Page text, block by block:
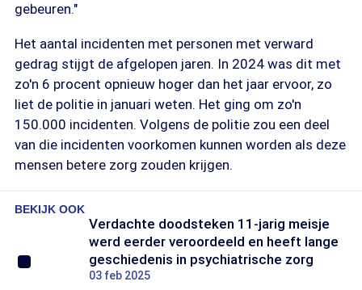
gebeuren."
Het aantal incidenten met personen met verward
gedrag stijgt de afgelopen jaren. In 2024 was dit met
zo'n 6 procent opnieuw hoger dan het jaar ervoor, zo
liet de politie in januari weten. Het ging om zo'n
150.000 incidenten. Volgens de politie zou een deel
van die incidenten voorkomen kunnen worden als deze
mensen betere zorg zouden krijgen.
BEKIJK OOK
Verdachte doodsteken 11-jarig meisje
werd eerder veroordeeld en heeft lange
geschiedenis in psychiatrische zorg
03 feb 2025